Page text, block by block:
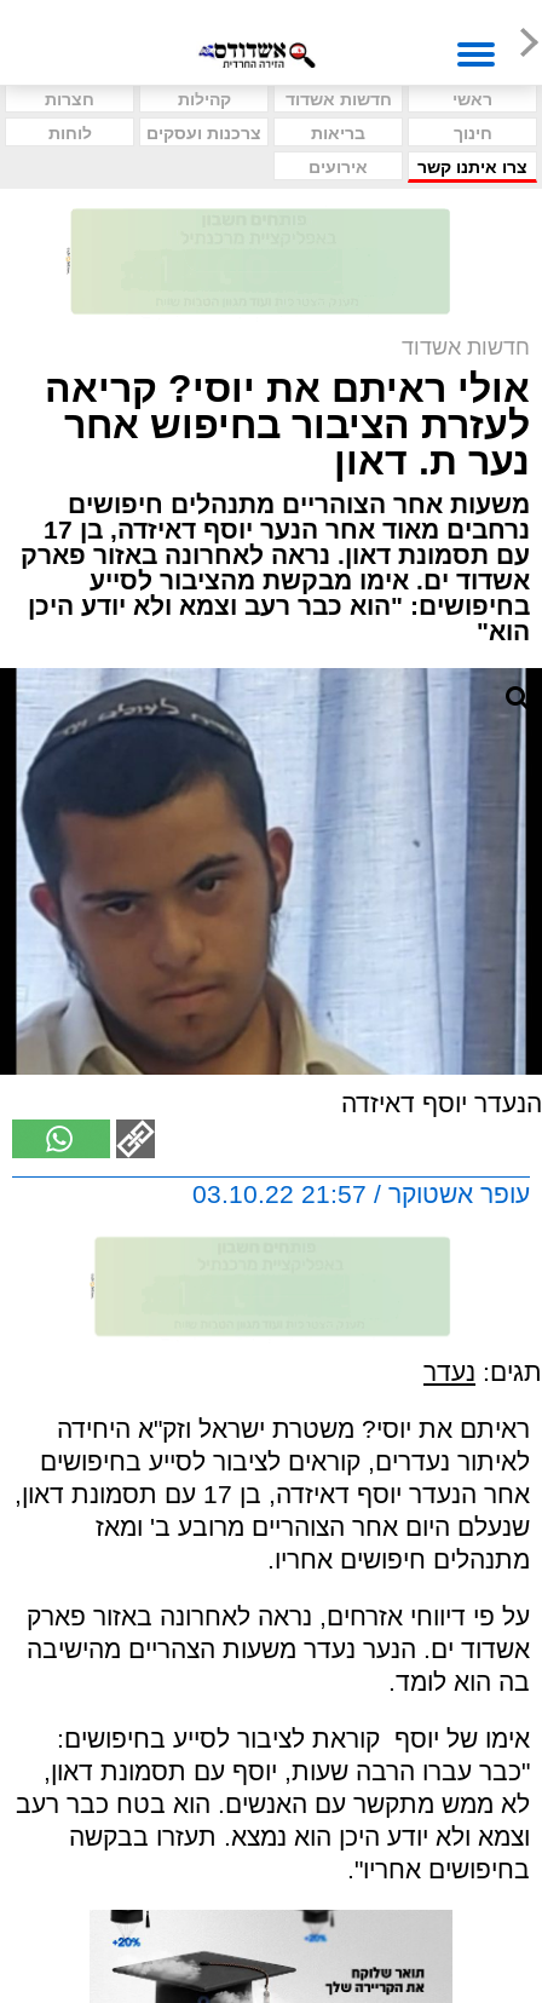
ראשי חדשות אשדוד קהילות
חצרות
חינוך
בריאות צרכנות ועסקים
לוחות
צרו איתנו קשר
אירועים
חדשות אשדוד
אולי ראיתם את יוסי? קריאה
לעזרת הציבור בחיפוש אחר
נער ת. דאון
משעות אחר הצוהריים מתנהלים חיפושים
נרחבים מאוד אחר הנער יוסף דאיזדה, בן 17
עם תסמונת דאון. נראה לאחרונה באזור פארק
אשדוד ים. אימו מבקשת מהציבור לסייע
בחיפושים: "הוא כבר רעב וצמא ולא יודע היכן
הוא"
הנעדר יוסף דאיזדה
עופר אשטוקר / 21:57 03.10.22
תגים: נעדר
ראיתם את יוסי? משטרת ישראל וזק"א היחידה
לאיתור נעדרים, קוראים לציבור לסייע בחיפושים
אחר הנעדר יוסף דאיזדה, בן 17 עם תסמונת דאון,
שנעלם היום אחר הצוהריים מרובע ב' ומאז
מתנהלים חיפושים אחריו.
על פי דיווחי אזרחים, נראה לאחרונה באזור פארק
אשדוד ים. הנער נעדר משעות הצהריים מהישיבה
בה הוא לומד.
אימו של יוסף קוראת לציבור לסייע בחיפושים:
"כבר עברו הרבה שעות, יוסף עם תסמונת דאון,
לא ממש מתקשר עם האנשים. הוא בטח כבר רעב
וצמא ולא יודע היכן הוא נמצא. תעזרו בבקשה
בחיפושים אחריו".